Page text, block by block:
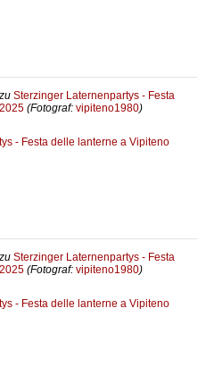
Sterzinger Laternenpartys - Festa
(Fotograf: vipiteno1980)
- Festa delle lanterne a Vipiteno
Sterzinger Laternenpartys - Festa
(Fotograf: vipiteno1980)
- Festa delle lanterne a Vipiteno